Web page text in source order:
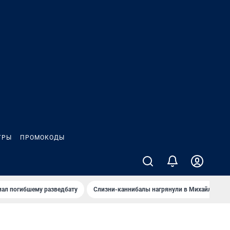
ПРОМОКОДЫ
погибшему разведбату Слизни-каннибалы нагрянули в Михайлов